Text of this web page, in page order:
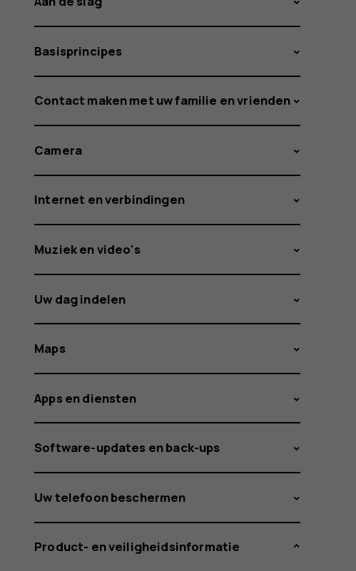
Basisprincipes
Contact maken met uw familie en vrienden
Camera
Internet en verbindingen
Muziek en video's
Uw dag indelen
Maps
Apps en diensten
Software-updates en back-ups
Uw telefoon beschermen
Product- en veiligheidsinformatie